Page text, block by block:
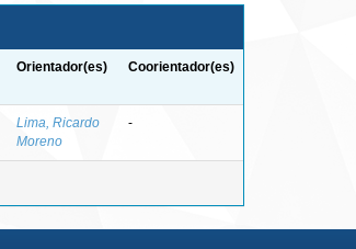
Orientador(es) Coorientador(es)
Lima, Ricardo
Moreno
-